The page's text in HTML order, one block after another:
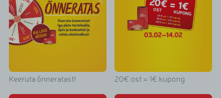
Keeruta õnneratast! 20€ ost = 1€ kupong